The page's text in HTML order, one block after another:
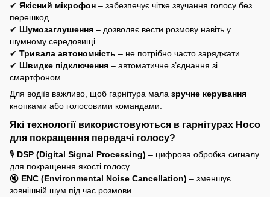
✔ Якісний мікрофон – забезпечує чітке звучання голосу без
перешкод.
✔ Шумозаглушення – дозволяє вести розмову навіть у
шумному середовищі.
✔ Тривала автономність – не потрібно часто заряджати.
✔ Швидке підключення – автоматичне з’єднання зі
смартфоном.
Для водіїв важливо, щоб гарнітура мала зручне керування
кнопками або голосовими командами.
Які технології використовуються в гарнітурах Hoco
для покращення передачі голосу?
🎙 DSP (Digital Signal Processing) – цифрова обробка сигналу
для покращення якості голосу.
🔇 ENC (Environmental Noise Cancellation) – зменшує
зовнішній шум під час розмови.